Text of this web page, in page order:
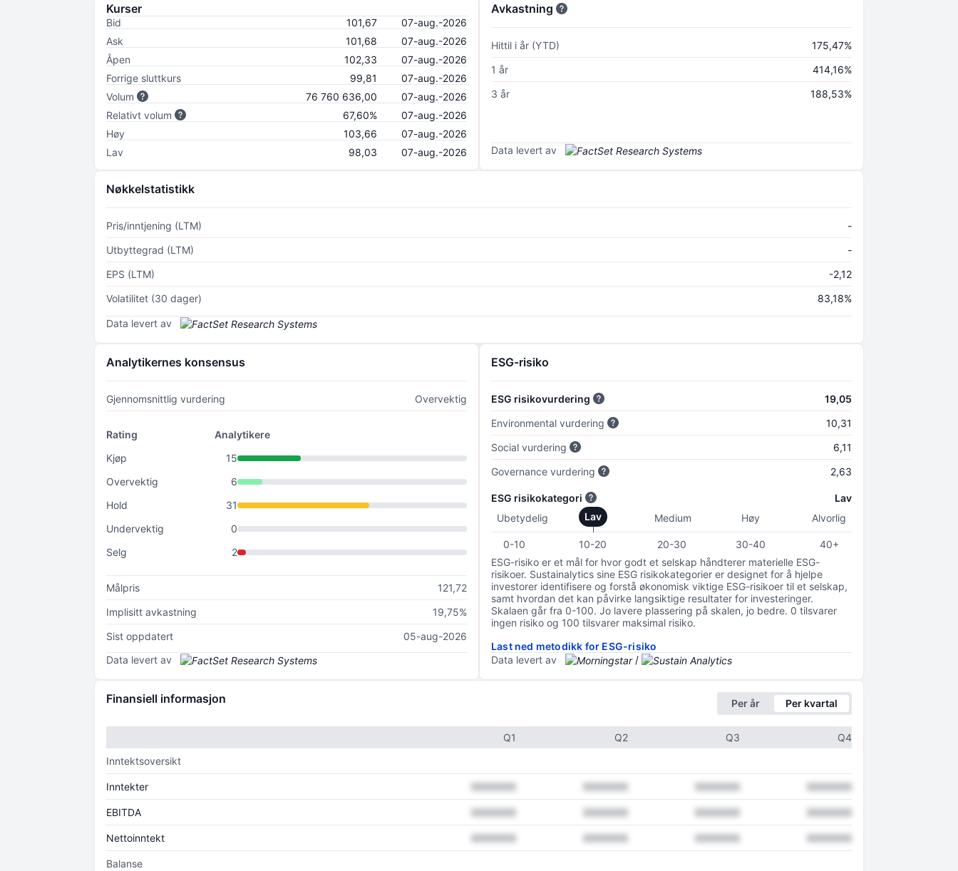
Kurser
Bid 101,67
07-aug.-2026
Ask
101,68
07-aug.-2026
Åpen
102,33
07-aug.-2026
Forrige sluttkurs
99,81
07-aug.-2026
Volum
76 760 636,00
07-aug.-2026
Relativt volum
67,60%
07-aug.-2026
Høy
103,66
07-aug.-2026
Lav
98,03 07-aug.-2026
Avkastning
Hittil i år (YTD)
175,47%
1 år
414,16%
3 år
188,53%
Data levert av
Nøkkelstatistikk
Pris/inntjening (LTM)
-
Utbyttegrad (LTM)
-
EPS (LTM)
-2,12
Volatilitet (30 dager)
83,18%
Data levert av
Analytikernes konsensus
Gjennomsnittlig vurdering Overvektig
Rating
Analytikere
Kjøp
15
Overvektig
6
Hold
31
Undervektig
0
Selg
2
Målpris
121,72
Implisitt avkastning
19,75%
Sist oppdatert
05-aug-2026
Data levert av
ESG-risiko
ESG risikovurdering
19,05
Environmental vurdering
10,31
Social vurdering
6,11
Governance vurdering
2,63
ESG risikokategori
Lav
Ubetydelig
Lav Medium Høy Alvorlig
0-10 10-20 20-30 30-40
40+
ESG-risiko er et mål for hvor godt et selskap håndterer materielle ESG-
risikoer. Sustainalytics sine ESG risikokategorier er designet for å hjelpe
investorer identifisere og forstå økonomisk viktige ESG-risikoer til et selskap,
samt hvordan det kan påvirke langsiktige resultater for investeringer.
Skalaen går fra 0-100. Jo lavere plassering på skalen, jo bedre. 0 tilsvarer
ingen risiko og 100 tilsvarer maksimal risiko.
Last ned metodikk for ESG-risiko
Data levert av
/
Finansiell informasjon Per år Per kvartal
Q1 Q2 Q3
Q4
Inntektsoversikt
Inntekter XXXXXXX XXXXXXX XXXXXXX XXXXXXX
EBITDA XXXXXXX XXXXXXX XXXXXXX XXXXXXX
Nettoinntekt XXXXXXX XXXXXXX XXXXXXX XXXXXXX
Balanse